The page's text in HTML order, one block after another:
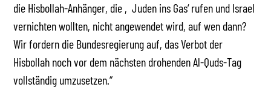
die Hisbollah-Anhänger, die ‚Juden ins Gas‘ rufen und Israel
vernichten wollten, nicht angewendet wird, auf wen dann?
Wir fordern die Bundesregierung auf, das Verbot der
Hisbollah noch vor dem nächsten drohenden Al-Quds-Tag
vollständig umzusetzen.“